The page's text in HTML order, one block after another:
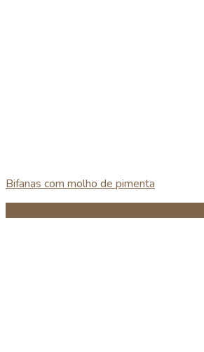
Bifanas com molho de pimenta
Guardar no